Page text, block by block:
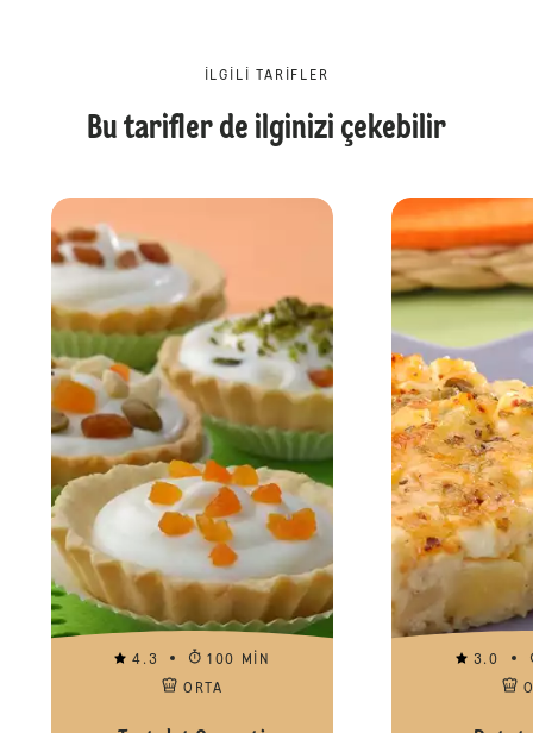
İLGILI TARIFLER
Bu tarifler de ilginizi çekebilir
4.3
100 MIN
ORTA
3.0